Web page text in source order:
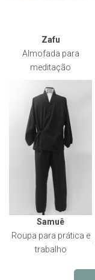
Zafu
Almofada para
meditação
Samuê
Roupa para prática e
trabalho